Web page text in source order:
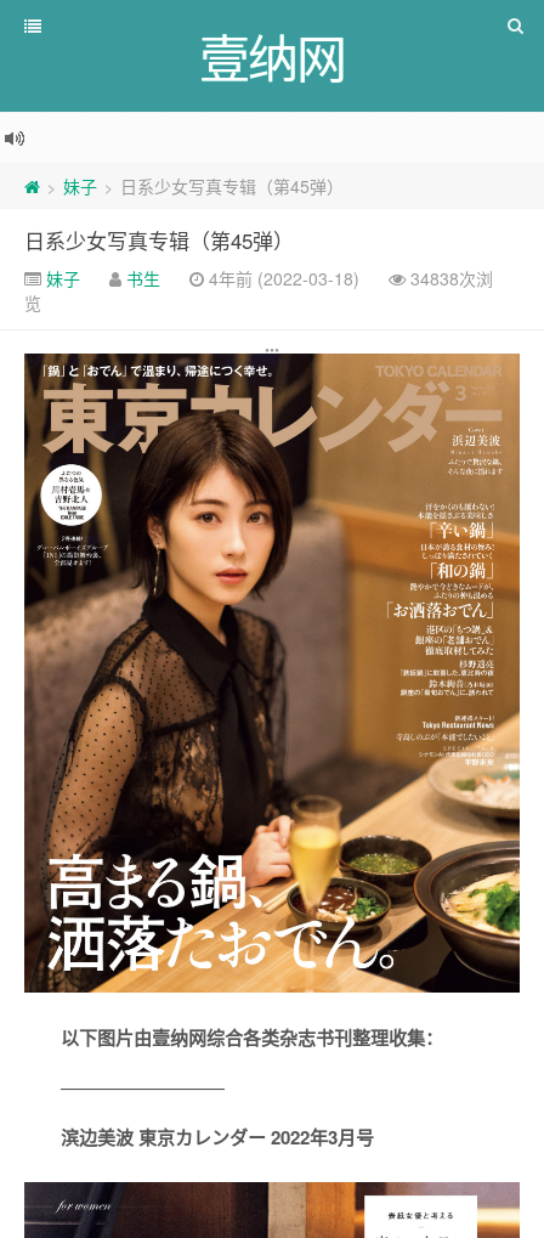
壹纳网
> 妹子 > 日系少女写真专辑（第45弹）
日系少女写真专辑（第45弹）
妹子 书生 4年前 (2022-03-18)
34838次浏
览
以下图片由壹纳网综合各类杂志书刊整理收集：
—————————
滨边美波 東京カレンダー 2022年3月号